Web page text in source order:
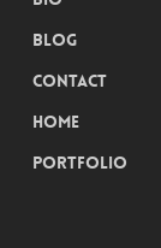
Blog
Contact
Home
Portfolio